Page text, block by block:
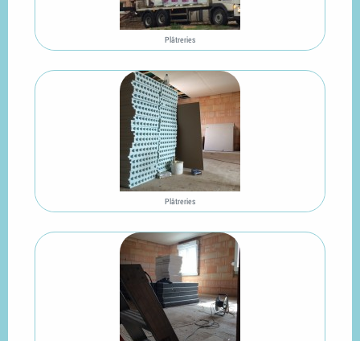
Plâtreries
Plâtreries